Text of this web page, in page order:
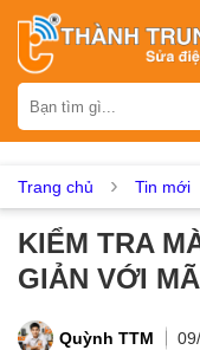
iPhone
Asus
Dịch
Thay loa
Trang chủ Tin mới
KIỂM TRA
GIẢN VỚI
Quỳnh TTM